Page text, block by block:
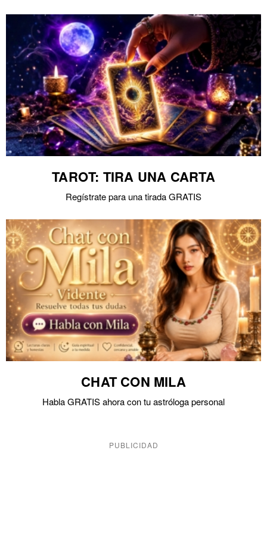
TAROT: TIRA UNA CARTA
Regístrate para una tirada GRATIS
CHAT CON MILA
Habla GRATIS ahora con tu astróloga personal